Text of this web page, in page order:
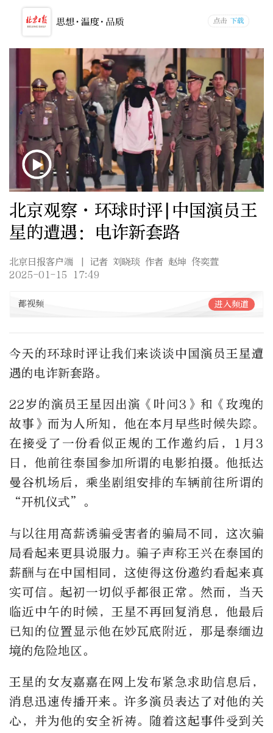
北京观察·环球时评|中国演员王
星的遭遇：电诈新套路
北京日报客户端
| 记者 刘晓琰 作者 赵坤 佟奕萱
2025-01-15 17:49
都视频 进入频道
今天的环球时评让我们来谈谈中国演员王星遭
遇的电诈新套路。
22岁的演员王星因出演《叶问3》和《玫瑰的
故事》而为人所知，他在本月早些时候失踪。
在接受了一份看似正规的工作邀约后，1月3
日，他前往泰国参加所谓的电影拍摄。他抵达
曼谷机场后，乘坐剧组安排的车辆前往所谓的
“开机仪式”。
与以往用高薪诱骗受害者的骗局不同，这次骗
局看起来更具说服力。骗子声称王兴在泰国的
薪酬与在中国相同，这使得这份邀约看起来真
实可信。起初一切似乎都很正常。然而，当天
临近中午的时候，王星不再回复消息，他最后
已知的位置显示他在妙瓦底附近，那是泰缅边
境的危险地区。
王星的女友嘉嘉在网上发布紧急求助信息后，
消息迅速传播开来。许多演员表达了对他的关
心，并为他的安全祈祷。随着这起事件受到关